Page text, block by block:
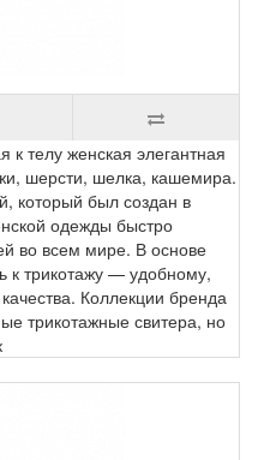
телу женская элегантная
шерсти, шелка, кашемира.
который был создан в
одежды быстро
во всем мире. В основе
к трикотажу — удобному,
Коллекции бренда
трикотажные свитера, но